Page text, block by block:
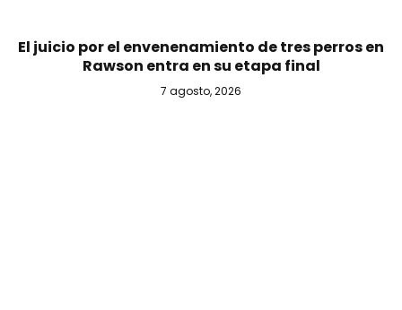
El juicio por el envenenamiento de tres perros en
Rawson entra en su etapa final
7 agosto, 2026